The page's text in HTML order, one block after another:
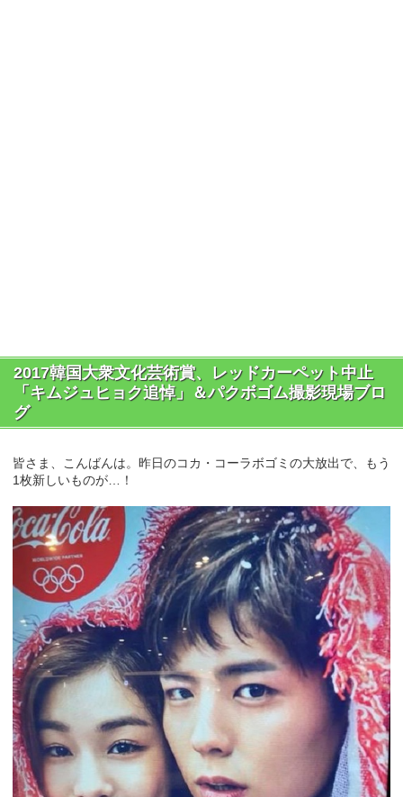
2017韓国大衆文化芸術賞、レッドカーペット中止
「キムジュヒョク追悼」＆パクボゴム撮影現場ブロ
グ
皆さま、こんばんは。昨日のコカ・コーラボゴミの大放出で、もう
1枚新しいものが…！